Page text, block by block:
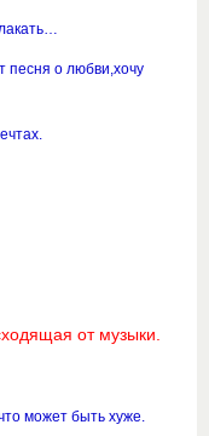
о любви,хочу
от музыки.
может быть хуже.